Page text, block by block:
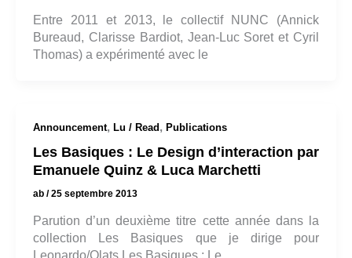
Entre 2011 et 2013, le collectif NUNC (Annick
Bureaud, Clarisse Bardiot, Jean-Luc Soret et Cyril
Thomas) a expérimenté avec le
Announcement, Lu / Read, Publications
Les Basiques : Le Design d’interaction par
Emanuele Quinz & Luca Marchetti
ab /25 septembre 2013
Parution d’un deuxième titre cette année dans la
collection Les Basiques que je dirige pour
Leonardo/Olats Les Basiques : Le